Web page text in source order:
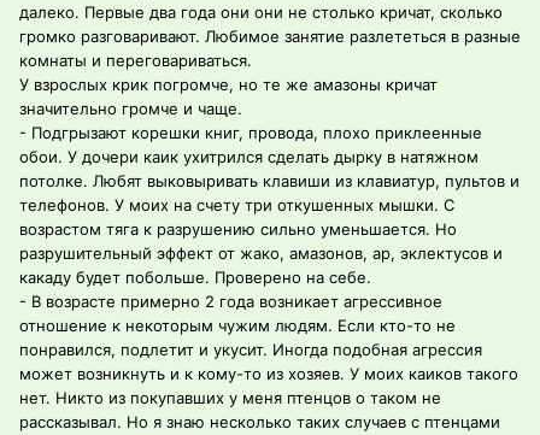
далеко. Первые два года они они не столько кричат, сколько
громко разговаривают. Любимое занятие разлететься в разные
комнаты и переговариваться.
У взрослых крик погромче, но те же амазоны кричат
значительно громче и чаще.
- Подгрызают корешки книг, провода, плохо приклеенные
обои. У дочери каик ухитрился сделать дырку в натяжном
потолке. Любят выковыривать клавиши из клавиатур, пультов и
телефонов. У моих на счету три откушенных мышки. С
возрастом тяга к разрушению сильно уменьшается. Но
разрушительный эффект от жако, амазонов, ар, эклектусов и
какаду будет побольше. Проверено на себе.
- В возрасте примерно 2 года возникает агрессивное
отношение к некоторым чужим людям. Если кто-то не
понравился, подлетит и укусит. Иногда подобная агрессия
может возникнуть и к кому-то из хозяев. У моих каиков такого
нет. Никто из покупавших у меня птенцов о таком не
рассказывал. Но я знаю несколько таких случаев с птенцами